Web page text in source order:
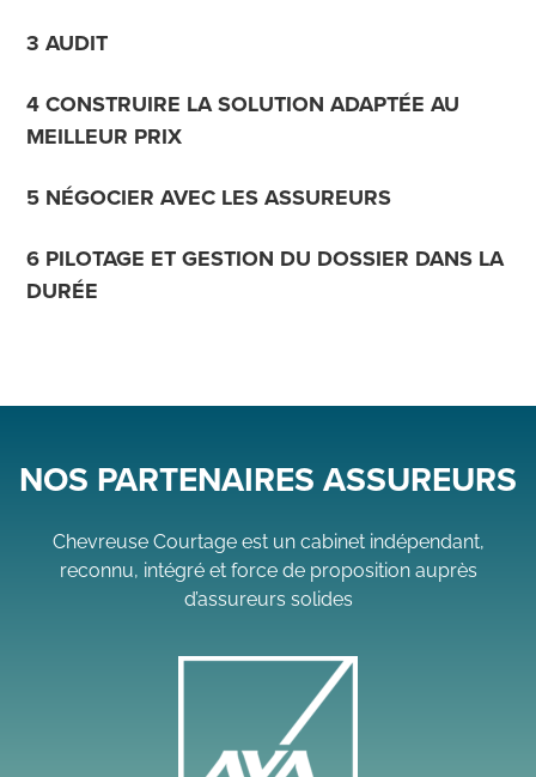
3 AUDIT
4 CONSTRUIRE LA SOLUTION ADAPTÉE AU
MEILLEUR PRIX
5 NÉGOCIER AVEC LES ASSUREURS
6 PILOTAGE ET GESTION DU DOSSIER DANS LA
DURÉE
NOS PARTENAIRES ASSUREURS
Chevreuse Courtage est un cabinet indépendant,
reconnu, intégré et force de proposition auprès
d’assureurs solides